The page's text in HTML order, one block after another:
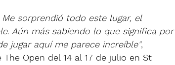
sorprendió todo este lugar, el
Aún más sabiendo lo que significa por
jugar aquí me parece increíble",
Open del 14 al 17 de julio en St